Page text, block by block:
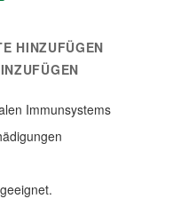
HINZUFÜGEN
Immunsystems